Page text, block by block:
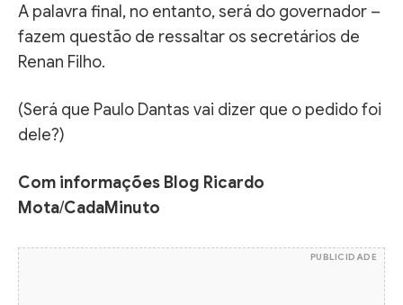
A palavra final, no entanto, será do governador –
fazem questão de ressaltar os secretários de
Renan Filho.
(Será que Paulo Dantas vai dizer que o pedido foi
dele?)
Com informações Blog Ricardo
Mota/CadaMinuto
PUBLICIDADE